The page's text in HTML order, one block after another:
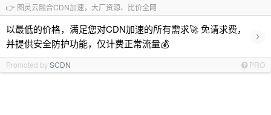
👉 图灵云融合CDN加速，大厂资源、比价全网
以最低的价格，满足您对CDN加速的所有需求🚀 免请求费，
并提供安全防护功能，仅计费正常流量💰
›
Promoted bySCDN PRO